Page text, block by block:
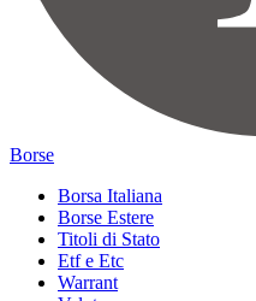
Borse
Borsa Italiana
Borse Estere
Titoli di Stato
Etf e Etc
Warrant